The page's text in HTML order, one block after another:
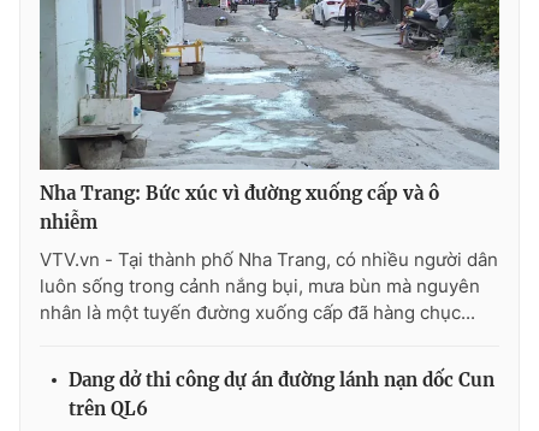
Ðiện thoại Thời báo VTV:024.66 897 897
Email:toasoan@vtv.vn
Liên hệ quảng cáo:024-7300.7108
® Cấm sao chép dưới mọi hình thức nếu không có sự chấp
Nha Trang: Bức xúc vì đường xuống cấp và ô
nhiễm
VTV.vn - Tại thành phố Nha Trang, có nhiều người dân
luôn sống trong cảnh nắng bụi, mưa bùn mà nguyên
nhân là một tuyến đường xuống cấp đã hàng chục...
Dang dở thi công dự án đường lánh nạn dốc Cun
trên QL6